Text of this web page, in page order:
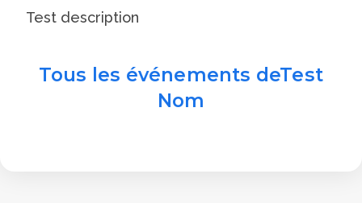
Test description
Tous les événements deTest
Nom